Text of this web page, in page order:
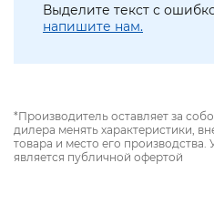
Выделите текст с
напишите нам.
*Производитель оставляет за
дилера менять характеристики,
товара и место его
является публичной офертой